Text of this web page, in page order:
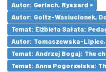
Autor: Gerlach, Ryszard ×
Autor: Goltz-Wasiucionek,
Temat: Elżbieta Sałata:
Autor: Tomaszewska-Lipiec,
Temat: Andrzej Bogaj: The
Temat: Anna Pogorzelska: